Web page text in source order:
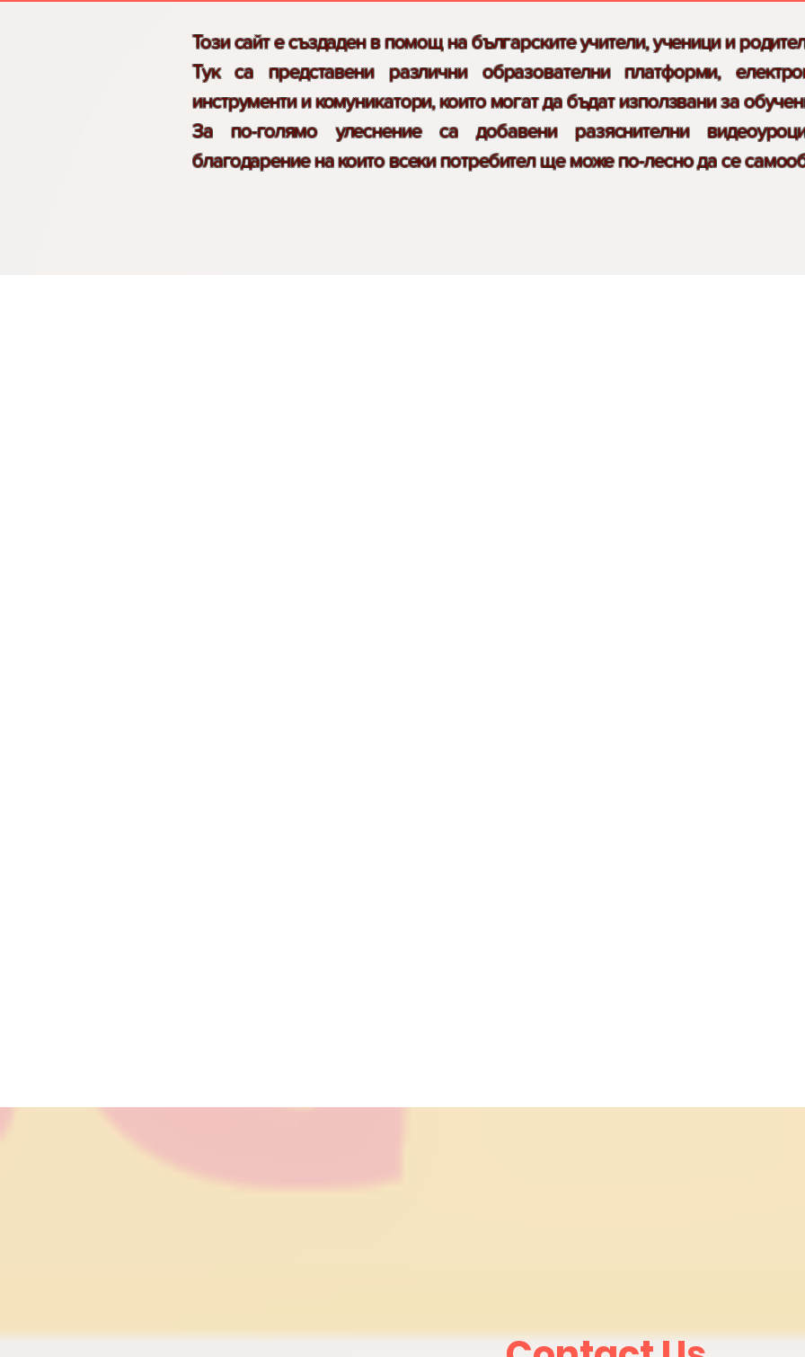
Този сайт е създаден в помощ на българските учители, ученици и
Тук са представени различни образователни платформи,
инструменти и комуникатори, които могат да бъдат използвани за
За по-голямо улеснение са добавени разяснителни видe
благодарение на които всеки потребител ще може по-лесно да се